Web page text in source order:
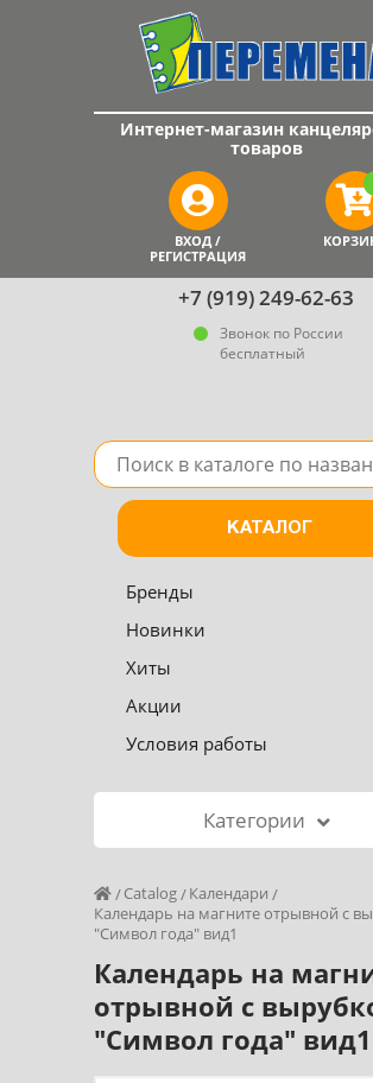
+7 (919) 249-62-63
Звонок по России
бесплатный
Интернет-магазин
товаров
ВХОД /
РЕГИСТРАЦИЯ
Поле для поиска товара в каталоге
КАТАЛОГ
Бренды
Новинки
Хиты
Акции
Условия работы
Категории
Catalog
Календари
Календарь на магните отрывной с
"Символ года" вид1
Календарь на
отрывной с
"Символ года" вид1